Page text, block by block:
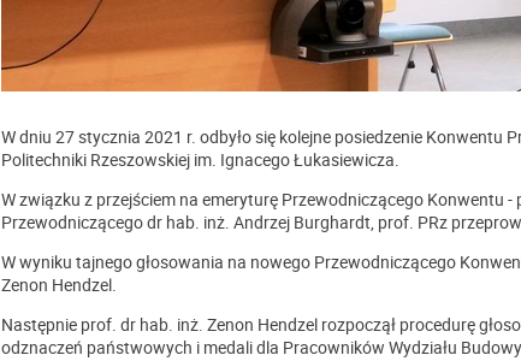
W dniu 27 stycznia 2021 r. odbyło się kolejne posiedzenie Konwentu
Politechniki Rzeszowskiej im. Ignacego Łukasiewicza.
W związku z przejściem na emeryturę Przewodniczącego Konwentu
Przewodniczącego dr hab. inż. Andrzej Burghardt, prof. PRz
W wyniku tajnego głosowania na nowego Przewodniczącego
Zenon Hendzel.
Następnie prof. dr hab. inż. Zenon Hendzel rozpoczął procedurę
odznaczeń państwowych i medali dla Pracowników Wydziału